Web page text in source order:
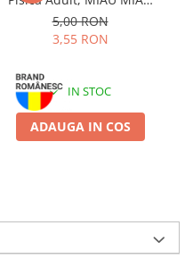
Creamy Snacks, Ton și
Pui, 4x15g
5,00 RON
3,55 RON
IN STOC
ADAUGA IN COS